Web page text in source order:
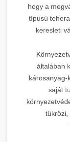
hogy a
típusú
keresleti
általában
károsanyag-
saját
tükrözi,